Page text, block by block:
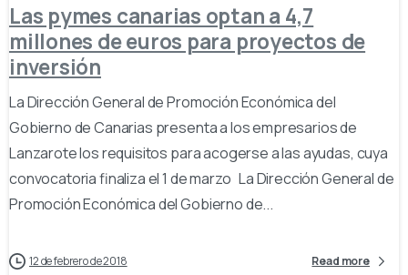
Las pymes canarias optan a 4,7
millones de euros para proyectos de
inversión
La Dirección General de Promoción Económica del
Gobierno de Canarias presenta a los empresarios de
Lanzarote los requisitos para acogerse a las ayudas, cuya
convocatoria finaliza el 1 de marzo La Dirección General de
Promoción Económica del Gobierno de...
12 de febrero de 2018 Read more